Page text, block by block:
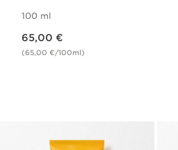
100 ml
65,00 €
(65,00 €/100ml)